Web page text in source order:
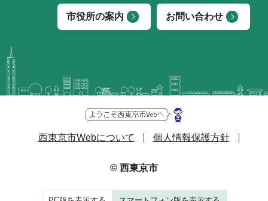
市役所の案内 お問い合わせ
西東京市Webについて 個人情報保護方針
© 西東京市